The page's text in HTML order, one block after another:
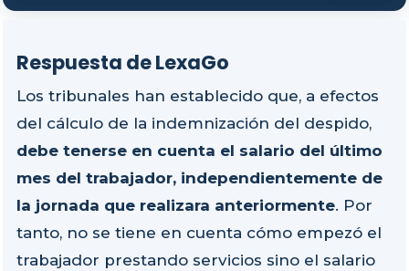
Respuesta de LexaGo
Los tribunales han establecido que, a efectos
del cálculo de la indemnización del despido,
debe tenerse en cuenta el salario del último
mes del trabajador, independientemente de
la jornada que realizara anteriormente. Por
tanto, no se tiene en cuenta cómo empezó el
trabajador prestando servicios sino el salario